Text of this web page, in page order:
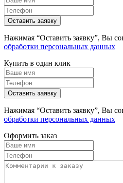
Нажимая “Оставить заявку”, Вы
обработки персональных данных
Купить в один клик
Нажимая “Оставить заявку”, Вы
обработки персональных данных
Оформить заказ